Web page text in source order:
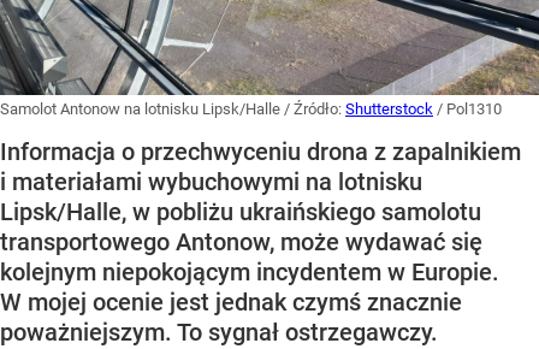
Samolot Antonow na lotnisku Lipsk/Halle / Źródło: Shutterstock / Pol1310
Informacja o przechwyceniu drona z zapalnikiem
i materiałami wybuchowymi na lotnisku
Lipsk/Halle, w pobliżu ukraińskiego samolotu
transportowego Antonow, może wydawać się
kolejnym niepokojącym incydentem w Europie.
W mojej ocenie jest jednak czymś znacznie
poważniejszym. To sygnał ostrzegawczy.